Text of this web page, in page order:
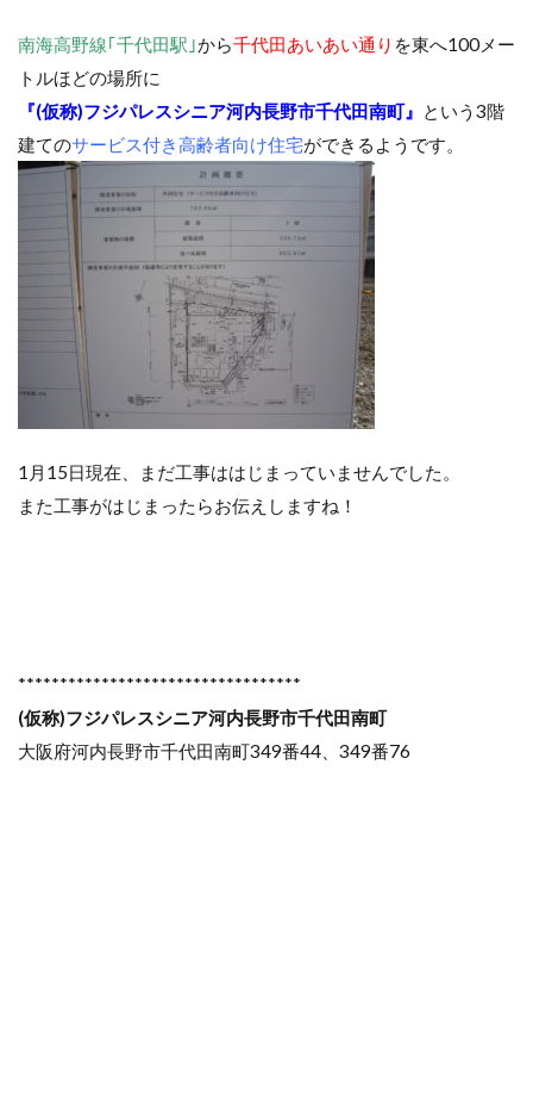
南海高野線｢千代田駅｣から千代田あいあい通り を東へ100メー
トルほどの場所に
『(仮称)フジパレスシニア河内長野市千代田南町』
という3階
建てのサービス付き高齢者向け住宅ができるようです。
1月15日現在、まだ工事ははじまっていませんでした。
また工事がはじまったらお伝えしますね！
**********************************
(仮称)フジパレスシニア河内長野市千代田南町
大阪府河内長野市千代田南町349番44、349番76